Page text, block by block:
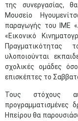
της συνεργασίας,
Μουσείο
παραγωγής του ΙΜΕ
«Εικονικό
υλοποιούνται
σχολικές ομάδες
επισκέπτες το
Τους στόχους
προγραμματισμένες
Ηπείρου θα